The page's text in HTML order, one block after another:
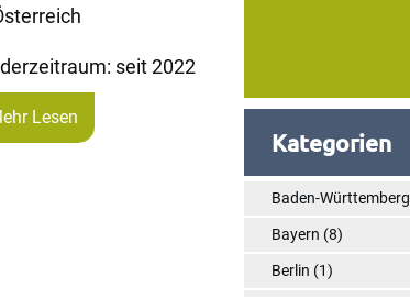
seit 2022
Lesen
Kategorien
Baden-Württemberg
Bayern (8)
Berlin (1)